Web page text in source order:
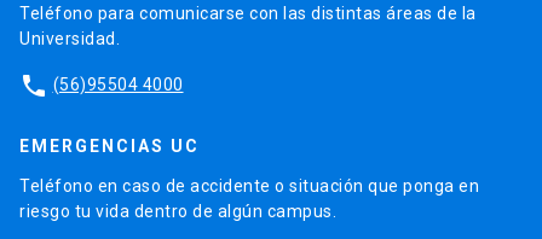
Teléfono para comunicarse con las distintas áreas de la
Universidad.
phone (56)95504 4000
EMERGENCIAS UC
Teléfono en caso de accidente o situación que ponga en
riesgo tu vida dentro de algún campus.